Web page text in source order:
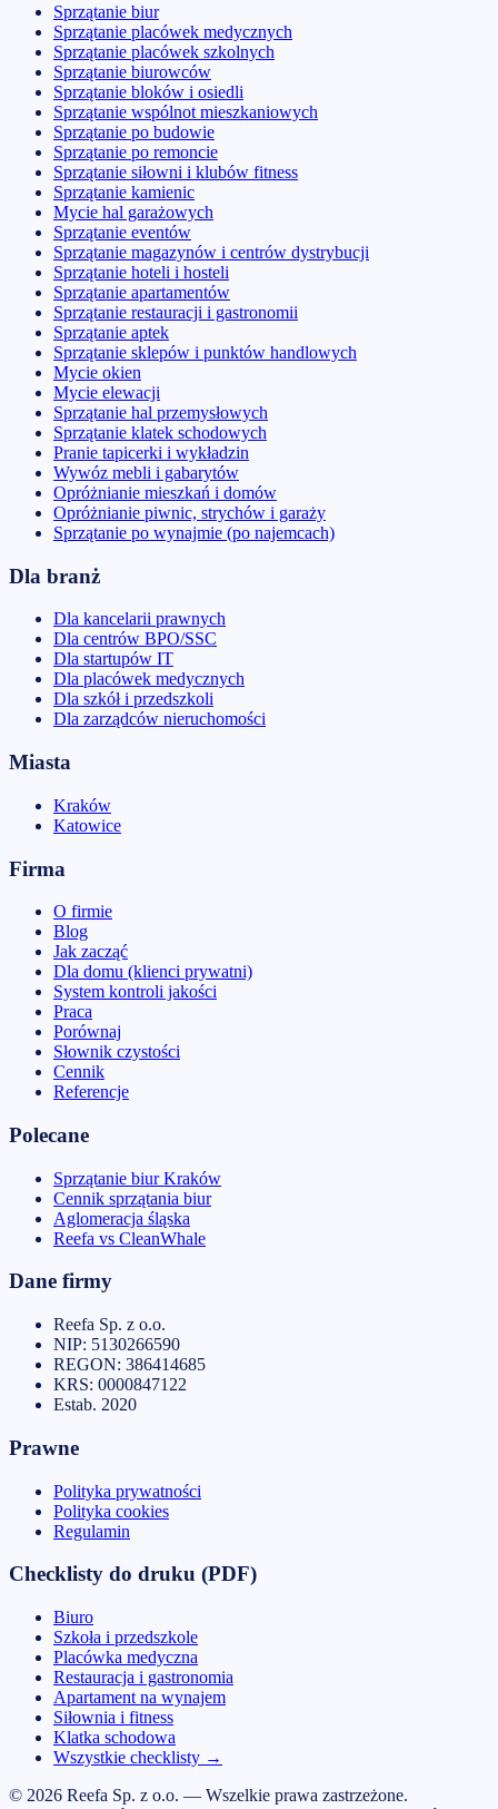
Sprzątanie biur
Sprzątanie placówek medycznych
Sprzątanie placówek szkolnych
Sprzątanie biurowców
Sprzątanie bloków i osiedli
Sprzątanie wspólnot mieszkaniowych
Sprzątanie po budowie
Sprzątanie po remoncie
Sprzątanie siłowni i klubów fitness
Sprzątanie kamienic
Mycie hal garażowych
Sprzątanie eventów
Sprzątanie magazynów i centrów dystrybucji
Sprzątanie hoteli i hosteli
Sprzątanie apartamentów
Sprzątanie restauracji i gastronomii
Sprzątanie aptek
Sprzątanie sklepów i punktów handlowych
Mycie okien
Mycie elewacji
Sprzątanie hal przemysłowych
Sprzątanie klatek schodowych
Pranie tapicerki i wykładzin
Wywóz mebli i gabarytów
Opróżnianie mieszkań i domów
Opróżnianie piwnic, strychów i garaży
Sprzątanie po wynajmie (po najemcach)
Dla branż
Dla kancelarii prawnych
Dla centrów BPO/SSC
Dla startupów IT
Dla placówek medycznych
Dla szkół i przedszkoli
Dla zarządców nieruchomości
Miasta
Kraków
Katowice
Firma
O firmie
Blog
Jak zacząć
Dla domu (klienci prywatni)
System kontroli jakości
Praca
Porównaj
Słownik czystości
Cennik
Referencje
Polecane
Sprzątanie biur Kraków
Cennik sprzątania biur
Aglomeracja śląska
Reefa vs CleanWhale
Dane firmy
Reefa Sp. z o.o.
NIP: 5130266590
REGON: 386414685
KRS: 0000847122
Estab. 2020
Prawne
Polityka prywatności
Polityka cookies
Regulamin
Checklisty do druku (PDF)
Biuro
Szkoła i przedszkole
Placówka medyczna
Restauracja i gastronomia
Apartament na wynajem
Siłownia i fitness
Klatka schodowa
Wszystkie checklisty →
© 2026 Reefa Sp. z o.o. — Wszelkie prawa zastrzeżone.